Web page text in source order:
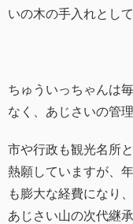
いの木の手入れとし
ちゅういっちゃんは
なく、あじさいの管
市や行政も観光名所
熱願していますが、
も膨大な経費になり
あじさい山の次代継